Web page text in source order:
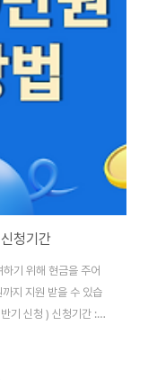
vs 샌디에이고 다르
분 미국 현지시
머스그로브 선발 예
청기간
기 위해 현금을 주어
지 지원 받을 수 있습
기 신청 ) 신청기간 :
년 연간 소득 (정